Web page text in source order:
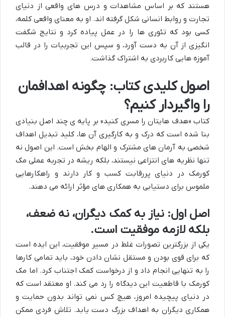
هستند که بر اساس مشاهدات و درس های واقعی از دنیای
تجارت و روابط انسانی شکل گرفته اند. او به معنای واقعی کلمه،
کسی بود که تئوری ها را در عمل پیاده کرد و نتایج شگفت
انگیزی از آن به دست آورد، و سپس این تجربیات را در قالب
آموزه هایی کاربردی به اشتراک گذاشت.
اصول کلیدی کتاب: چگونه اهدافمان
را واگیردار کنیم؟
کتاب «هدف هایتان را مسری کنید» بر پایه ی چند اصل بنیادی
بنا شده است که درک و به کارگیری آن ها، کلید تبدیل اهداف
شخصی به آرمان های مشترک و الهام بخش است. این اصول نه
تنها نظریه های انتزاعی نیستند، بلکه ریشه در تجربه عملی مک
کورمک در دنیای پررقابت کسب و کار دارند و راهکارهایی
ملموس برای دستیابی به همکاری های مؤثر ارائه می دهند.
اصل اول: نیاز به کمک دیگران، نه ضعف،
بلکه لازمه موفقیت است.
یکی از بزرگترین تصورات غلط در مسیر موفقیت، این ایده است
که برای قوی بودن و مستقل نشان دادن خود، باید تمامی کارها
را به تنهایی انجام داد و از درخواست کمک اجتناب کرد. اما مک
کورمک با قاطعیت این دیدگاه را رد می کند. او معتقد است که
در دنیای پیچیده امروز، هیچ کس نمی تواند بدون حمایت و
همکاری دیگران به اهداف بزرگ دست یابد. تلاش فردی ممکن